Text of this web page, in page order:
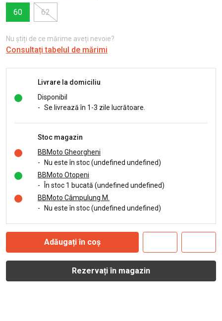
60
62
Nu știți de ce mărime aveți nevoie?
Consultați tabelul de mărimi
Livrare la domiciliu
Disponibil
- Se livrează în 1-3 zile lucrătoare.
Stoc magazin
BBMoto Gheorgheni
-
Nu este în stoc (undefined undefined)
BBMoto Otopeni
-
În stoc 1 bucată (undefined undefined)
BBMoto Câmpulung M.
-
Nu este în stoc (undefined undefined)
Adăugați în coș
Rezervați în magazin